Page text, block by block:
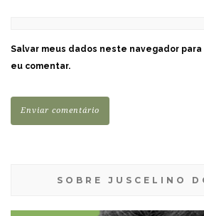
Salvar meus dados neste navegador para
eu comentar.
SOBRE JUSCELINO